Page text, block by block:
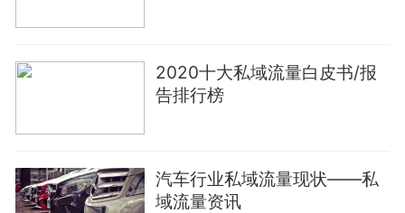
2020十大私域流量白皮书/报
告排行榜
汽车行业私域流量现状——私
域流量资讯